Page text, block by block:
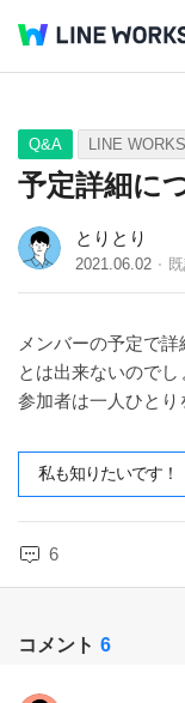
Q&A Tips
Q&A LINE WORKS
予定詳細に
とりとり
2021.06.02
メンバーの予定で
とは出来ないのでし
参加者は一人ひとり
私も知りたいです！
6
コメント 6